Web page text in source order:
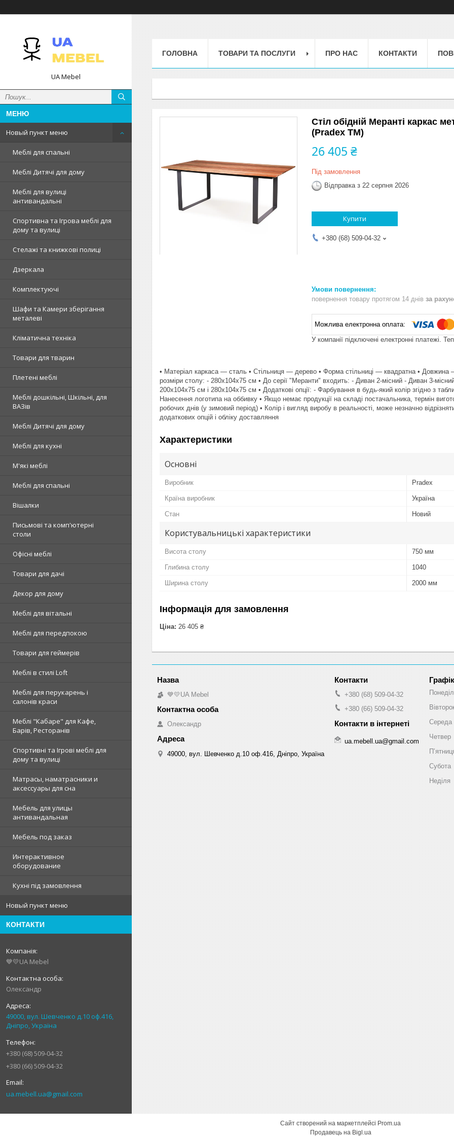
UA Mebel
Новый пункт меню
Меблі для спальні
Меблі Дитячі для дому
Меблі для вулиці
антивандальні
Спортивна та Ігрова меблі для
дому та вулиці
Стелажі та книжкові полиці
Дзеркала
Комплектуючі
Шафи та Камери зберігання
металеві
Кліматична техніка
Товари для тварин
Плетені меблі
Меблі дошкільні, Шкільні, для
ВАЗів
Меблі Дитячі для дому
Меблі для кухні
М'які меблі
Меблі для спальні
Вішалки
Письмові та комп'ютерні
столи
Офісні меблі
Товари для дачі
Декор для дому
Меблі для вітальні
Меблі для передпокою
Товари для геймерів
Меблі в стилі Loft
Меблі для перукарень і
салонів краси
Меблі "Кабаре" для Кафе,
Барів, Ресторанів
Спортивні та Ігрові меблі для
дому та вулиці
Матрасы, наматрасники и
аксессуары для сна
Мебель для улицы
антивандальная
Мебель под заказ
Интерактивное
оборудование
Кухні під замовлення
Новый пункт меню
КОНТАКТИ
💙💛UA Mebel
Олександр
49000, вул. Шевченко д.10 оф.416,
Дніпро, Україна
+380 (68) 509-04-32
+380 (66) 509-04-32
ua.mebell.ua@gmail.com
ГОЛОВНА ТОВАРИ ТА ПОСЛУГИ ПРО НАС КОНТАКТИ
Стіл обідній Меранті каркас
(Pradex ТМ)
26 405 ₴
Під замовлення
Відправка з 22 серпня 2026
Купити
+380 (68) 509-04-32
повернення товару протягом 14 днів за
У компанії підключені електронні платежі.
• Матеріал каркаса — сталь • Стільниця — дерево • Форма стільниці — квадратна •
розміри столу: - 280х104х75 см • До серії "Меранти" входить: - Диван 2-місний - Диван 3-
200х104х75 см і 280х104х75 см • Додаткові опції: - Фарбування в будь-який колір згідно з
Нанесення логотипа на оббивку • Якщо немає продукції на складі постачальника, термін
робочих днів (у зимовий період) • Колір і вигляд виробу в реальності, може незначно
додаткових опцій і обліку доставляння
Характеристики
Основні
Виробник Pradex
Країна виробник Україна
Стан Новий
Користувальницькі характеристики
Висота столу 750 мм
Глибина столу 1040
Ширина столу 2000 мм
Інформація для замовлення
Ціна: 26 405 ₴
💙💛UA Mebel
Олександр
49000, вул. Шевченко д.10 оф.416, Дніпро, Україна
+380 (68) 509-04-32
+380 (66) 509-04-32
ua.mebell.ua@gmail.com
Середа
Четвер
Субота
Неділя
Сайт створений на маркетплейсі Prom.ua
Продавець на Bigl.ua